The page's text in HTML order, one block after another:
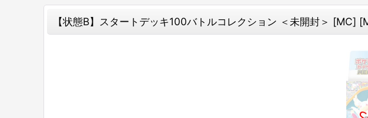
【状態B】スタートデッキ100バトルコレクション ＜未開封＞ [MC]